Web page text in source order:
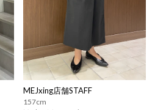
MEJxing店舗STAFF
157cm